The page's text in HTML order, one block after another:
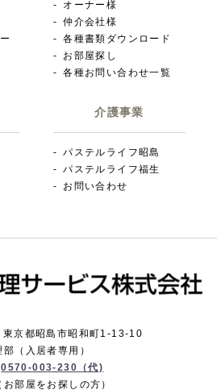
オーナー様
仲介会社様
各種書類ダウンロード
お部屋探し
各種お問い合わせ一覧
介護事業
パステルライフ昭島
パステルライフ福生
お問い合わせ
京都昭島市昭和町1-13-10
部（入居者専用）
0570-003-230（代)
部屋をお探しの方）